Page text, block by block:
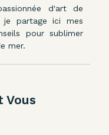
d'art de
je partage ici mes
pour sublimer
mer.
Vous